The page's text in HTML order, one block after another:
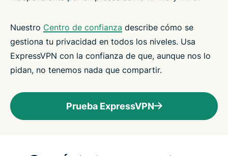
Nuestro Centro de confianza describe cómo se
gestiona tu privacidad en todos los niveles. Usa
ExpressVPN con la confianza de que, aunque nos lo
pidan, no tenemos nada que compartir.
Prueba ExpressVPN